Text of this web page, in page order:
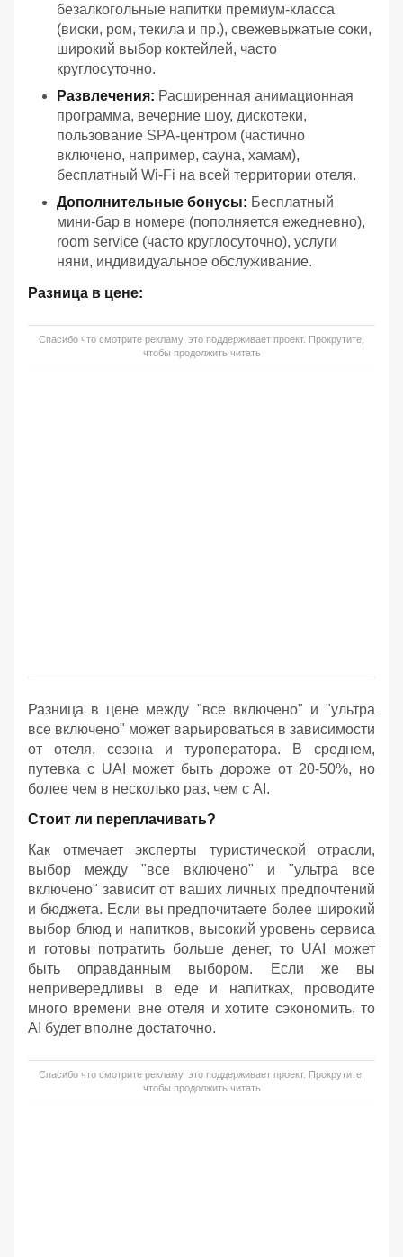
безалкогольные напитки премиум-класса
(виски, ром, текила и пр.), свежевыжатые соки,
широкий выбор коктейлей, часто
круглосуточно.
Развлечения: Расширенная анимационная
программа, вечерние шоу, дискотеки,
пользование SPA-центром (частично
включено, например, сауна, хамам),
бесплатный Wi-Fi на всей территории отеля.
Дополнительные бонусы: Бесплатный
мини-бар в номере (пополняется ежедневно),
room service (часто круглосуточно), услуги
няни, индивидуальное обслуживание.
Разница в цене:
Спасибо что смотрите рекламу, это поддерживает проект. Прокрутите,
чтобы продолжить читать
Разница в цене между "все включено" и "ультра
все включено" может варьироваться в зависимости
от отеля, сезона и туроператора. В среднем,
путевка с UAI может быть дороже от 20-50%, но
более чем в несколько раз, чем с AI.
Стоит ли переплачивать?
Как отмечает эксперты туристической отрасли,
выбор между "все включено" и "ультра все
включено" зависит от ваших личных предпочтений
и бюджета. Если вы предпочитаете более широкий
выбор блюд и напитков, высокий уровень сервиса
и готовы потратить больше денег, то UAI может
быть оправданным выбором. Если же вы
непривередливы в еде и напитках, проводите
много времени вне отеля и хотите сэкономить, то
AI будет вполне достаточно.
Спасибо что смотрите рекламу, это поддерживает проект. Прокрутите,
чтобы продолжить читать